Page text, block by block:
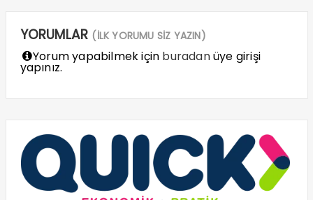
YORUMLAR (İLK YORUMU SİZ YAZIN)
Yorum yapabilmek için buradanüye girişi
yapınız.